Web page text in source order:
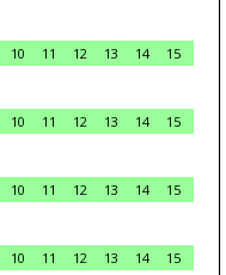
10 11 12 13 14
15
10 11 12 13 14
15
10 11 12 13 14
15
10 11 12 13 14
15